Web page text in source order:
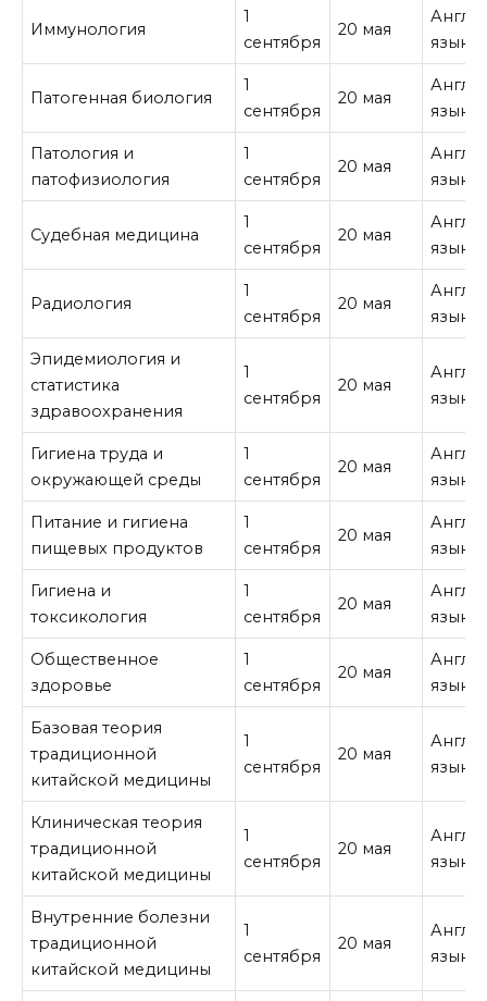
Иммунология
1
сентября
20 мая
язык
Патогенная биология
1
сентября
20 мая
язык
Патология и
патофизиология
1
сентября
20 мая
язык
Судебная медицина
1
сентября
20 мая
язык
Радиология
1
сентября
20 мая
язык
Эпидемиология и
статистика
здравоохранения
1
сентября
20 мая
язык
Гигиена труда и
окружающей среды
1
сентября
20 мая
язык
Питание и гигиена
пищевых продуктов
1
сентября
20 мая
язык
Гигиена и
токсикология
1
сентября
20 мая
язык
Общественное
здоровье
1
сентября
20 мая
язык
Базовая теория
традиционной
китайской медицины
1
сентября
20 мая
язык
Клиническая теория
традиционной
китайской медицины
1
сентября
20 мая
язык
Внутренние болезни
традиционной
китайской медицины
1
сентября
20 мая
язык